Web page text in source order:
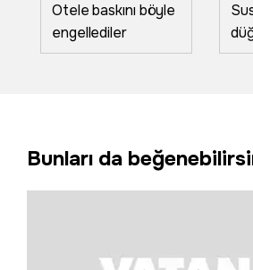
Otele baskını böyle
engellediler
Bunları da